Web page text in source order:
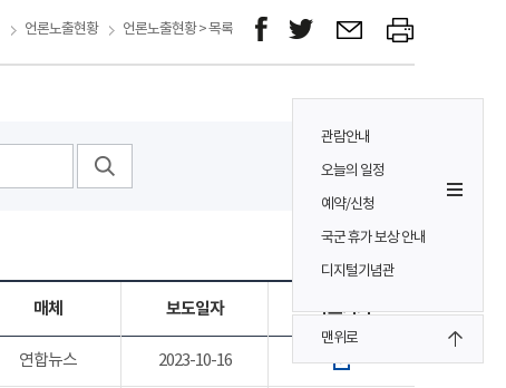
관람안내
오늘의 일정
예약/신청
국군 휴가 보상 안내
디지털기념관
맨위로
언론노출현황 언론노출현황 > 목록
매체 보도일자 바로가기
연합뉴스 2023-10-16